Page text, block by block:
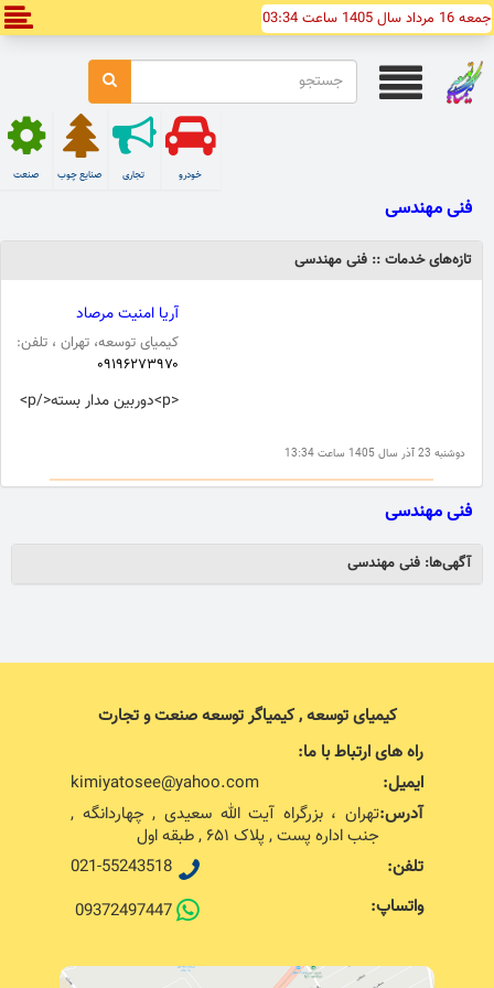
جمعه 16 مرداد سال 1405 ساعت 03:34
صنعت صنایع چوب تجاری خودرو
فنی مهندسی
تازه‌های خدمات :: فنی مهندسی
دوشنبه 23 آذر سال 1405 ساعت 13:34
آریا امنیت مرصاد
کیمیای توسعه، تهران ، تلفن:
۰۹۱۹۶۲۷۳۹۷۰
<p>دوربین مدار بسته</p>
فنی مهندسی
آگهی‌ها: فنی مهندسی
کیمیای توسعه , کیمیاگر توسعه صنعت و تجارت
راه های ارتباط با ما:
ایمیل:
kimiyatosee@yahoo.com
آدرس:تهران ، بزرگراه آیت الله سعیدی , چهاردانگه ,
جنب اداره پست , پلاک ۶۵۱ , طبقه اول
تلفن:
021-55243518
واتساپ:
09372497447